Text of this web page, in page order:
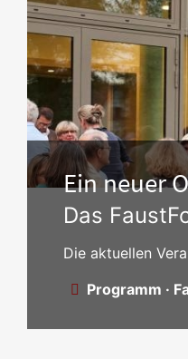
Ein neuer
Das
Die aktuellen
Programm ·